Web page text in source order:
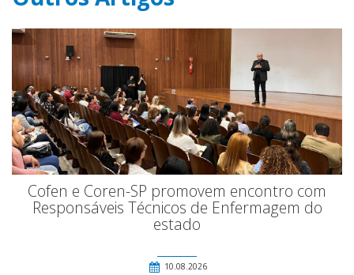
Cofen e Coren-SP promovem encontro com
Responsáveis Técnicos de Enfermagem do
estado
10.08.2026